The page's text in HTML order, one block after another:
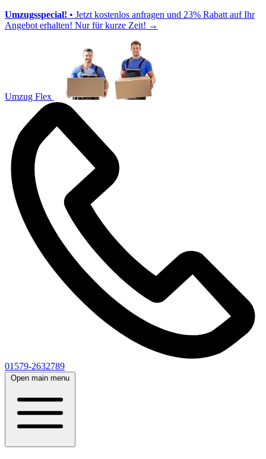
Umzugsspecial! • Jetzt kostenlos anfragen und 23% Rabatt auf Ihr
Angebot erhalten! Nur für kurze Zeit! →
Umzug Flex
01579-2632789
Open main menu